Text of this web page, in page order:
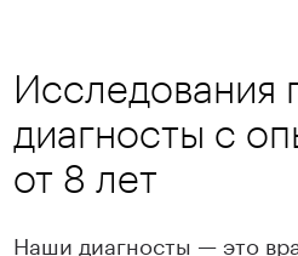
Исследования
диагносты с
от 8 лет
Наши диагносты — это